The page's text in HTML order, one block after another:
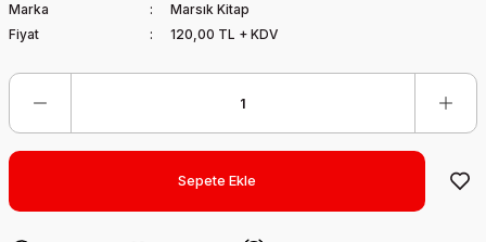
Marka
Marsık Kitap
Fiyat
120,00 TL + KDV
Sepete Ekle